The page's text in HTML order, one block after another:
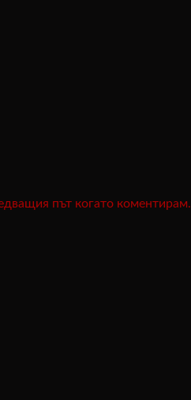
път когато коментирам.